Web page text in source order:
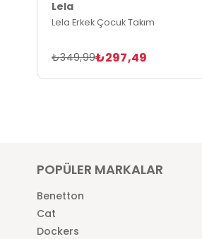
Lela
Lela Erkek Çocuk Takım
₺297,49
₺349,99
POPÜLER MARKALAR
Benetton
Cat
Dockers